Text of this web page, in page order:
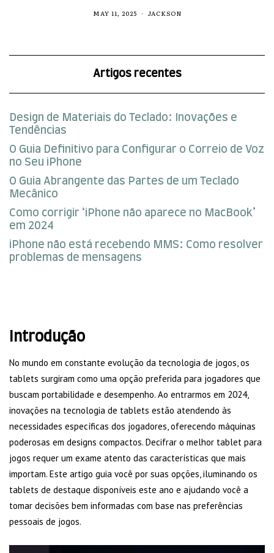
MAY 11, 2025 JACKSON
Artigos recentes
Design de Materiais do Teclado: Inovações e
Tendências
O Guia Definitivo para Configurar o Correio de Voz
no Seu iPhone
O Guia Abrangente das Partes de um Teclado
Mecânico
Como corrigir ‘iPhone não aparece no MacBook’
em 2024
iPhone não está recebendo MMS: Como resolver
problemas de mensagens
Introdução
No mundo em constante evolução da tecnologia de jogos, os
tablets surgiram como uma opção preferida para jogadores que
buscam portabilidade e desempenho. Ao entrarmos em 2024,
inovações na tecnologia de tablets estão atendendo às
necessidades específicas dos jogadores, oferecendo máquinas
poderosas em designs compactos. Decifrar o melhor tablet para
jogos requer um exame atento das características que mais
importam. Este artigo guia você por suas opções, iluminando os
tablets de destaque disponíveis este ano e ajudando você a
tomar decisões bem informadas com base nas preferências
pessoais de jogos.